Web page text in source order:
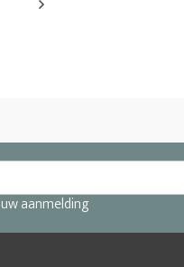
aanmelding